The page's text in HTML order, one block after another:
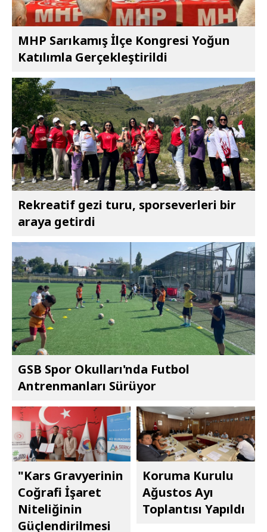
MHP Sarıkamış İlçe Kongresi Yoğun
Katılımla Gerçekleştirildi
Rekreatif gezi turu, sporseverleri bir
araya getirdi
GSB Spor Okulları'nda Futbol
Antrenmanları Sürüyor
"Kars Gravyerinin
Coğrafi İşaret
Niteliğinin
Güçlendirilmesi
Koruma Kurulu
Ağustos Ayı
Toplantısı Yapıldı